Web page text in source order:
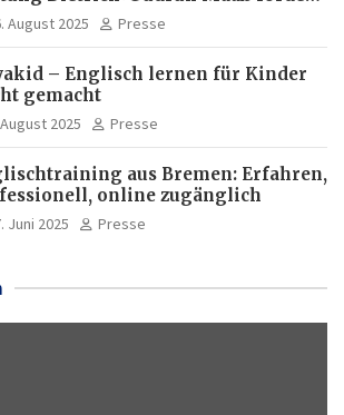
von Frauen
August 2025 Presse
– Englisch lernen für Kinder
gemacht
2025 Presse
aus Bremen: Erfahren,
online zugänglich
Juni 2025 Presse